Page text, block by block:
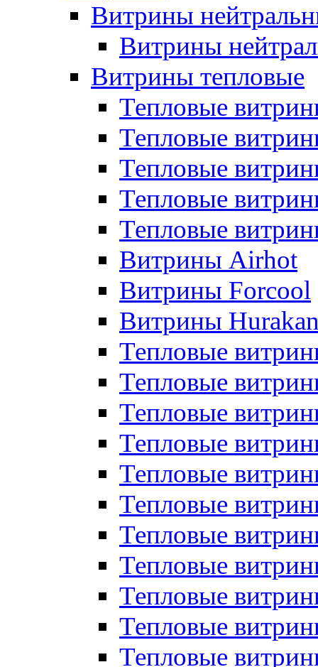
Витрины
Витрины
Витрины тепловые
Тепловые
Тепловые
Тепловые
Тепловые
Тепловые
Витрины Airhot
Витрины Forcool
Витрины
Тепловые
Тепловые
Тепловые
Тепловые
Тепловые
Тепловые
Тепловые
Тепловые
Тепловые
Тепловые
Тепловые